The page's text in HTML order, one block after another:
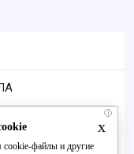
i
люди
x
cookie-файлы и другие